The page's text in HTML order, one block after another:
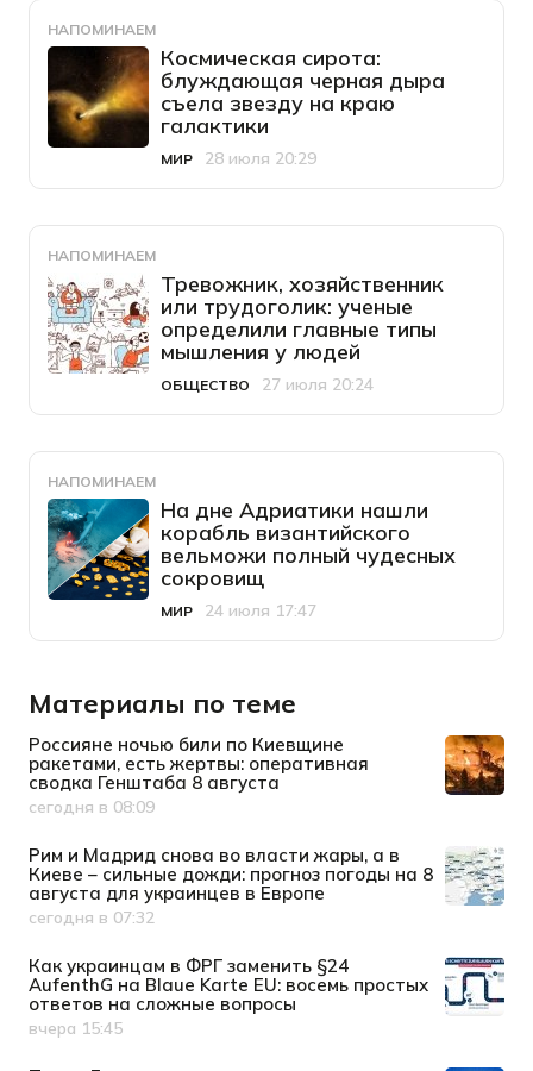
НАПОМИНАЕМ
Космическая сирота:
блуждающая черная дыра
съела звезду на краю
галактики
Категория
МИР
Дата публикации
28 июля 20:29
НАПОМИНАЕМ
Тревожник, хозяйственник
или трудоголик: ученые
определили главные типы
мышления у людей
Категория
ОБЩЕСТВО
Дата публикации
27 июля 20:24
НАПОМИНАЕМ
На дне Адриатики нашли
корабль византийского
вельможи полный чудесных
сокровищ
Категория
МИР
Дата публикации
24 июля 17:47
Материалы по теме
Россияне ночью били по Киевщине
ракетами, есть жертвы: оперативная
сводка Генштаба 8 августа
Дата публикации
сегодня в 08:09
Рим и Мадрид снова во власти жары, а в
Киеве – сильные дожди: прогноз погоды на 8
августа для украинцев в Европе
Дата публикации
сегодня в 07:32
Как украинцам в ФРГ заменить §24
AufenthG на Blaue Karte EU: восемь простых
ответов на сложные вопросы
Дата публикации
вчера 15:45